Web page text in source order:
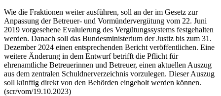
Wie die Fraktionen weiter ausführen, soll an der im Gesetz zur
Anpassung der Betreuer- und Vormündervergütung vom 22. Juni
2019 vorgesehene Evaluierung des Vergütungssystems festgehalten
werden. Danach soll das Bundesministerium der Justiz bis zum 31.
Dezember 2024 einen entsprechenden Bericht veröffentlichen. Eine
weitere Änderung in dem Entwurf betrifft die Pflicht für
ehrenamtliche Betreuerinnen und Betreuer, einen aktuellen Auszug
aus dem zentralen Schuldnerverzeichnis vorzulegen. Dieser Auszug
soll künftig direkt von den Behörden eingeholt werden können.
(scr/vom/19.10.2023)